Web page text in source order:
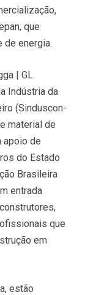
que
de energia.
| GL
Indústria da
(Sinduscon-
material de
apoio de
do Estado
Brasileira
entrada
que
em
estão